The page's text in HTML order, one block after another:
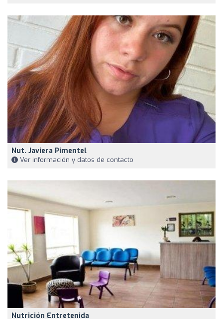
Nut. Javiera Pimentel
Ver información y datos de contacto
Nutrición Entretenida